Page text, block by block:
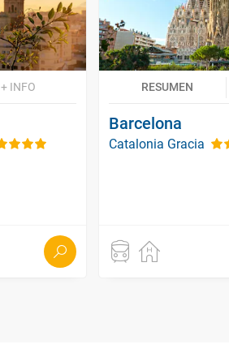
+ INFO RESUMEN
Barcelona
Catalonia Gracia